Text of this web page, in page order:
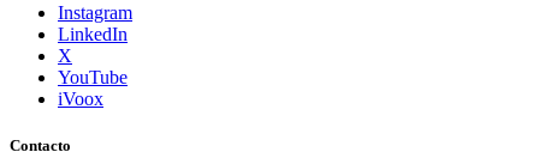
Instagram
LinkedIn
X
YouTube
iVoox
Contacto